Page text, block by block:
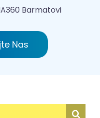
Barmatovi
Nas